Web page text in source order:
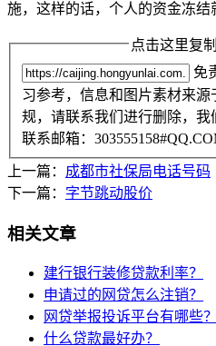
施，这样的话，个人的资金冻结
点击这里复
免
习参考，信息和图片素材来
规，请联系我们进行删除，我
联系邮箱：
上一篇： 成都市社保局电话号码
下一篇： 字节跳动股价
相关文章
建行银行装修贷款利率？
申请过的网贷怎么注销？
网贷举报投诉平台有哪些？
什么贷款最好办？